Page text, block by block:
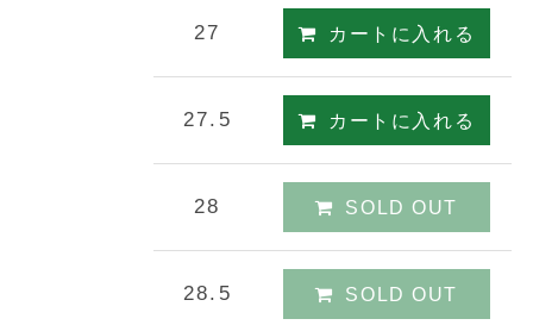
27 カートに入れる
27.5 カートに入れる
28 SOLD OUT
28.5 SOLD OUT